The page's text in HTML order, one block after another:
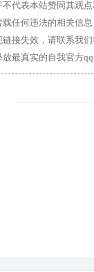
代表本站赞同其观点
任何违法的相关信
接失效，请联系我们